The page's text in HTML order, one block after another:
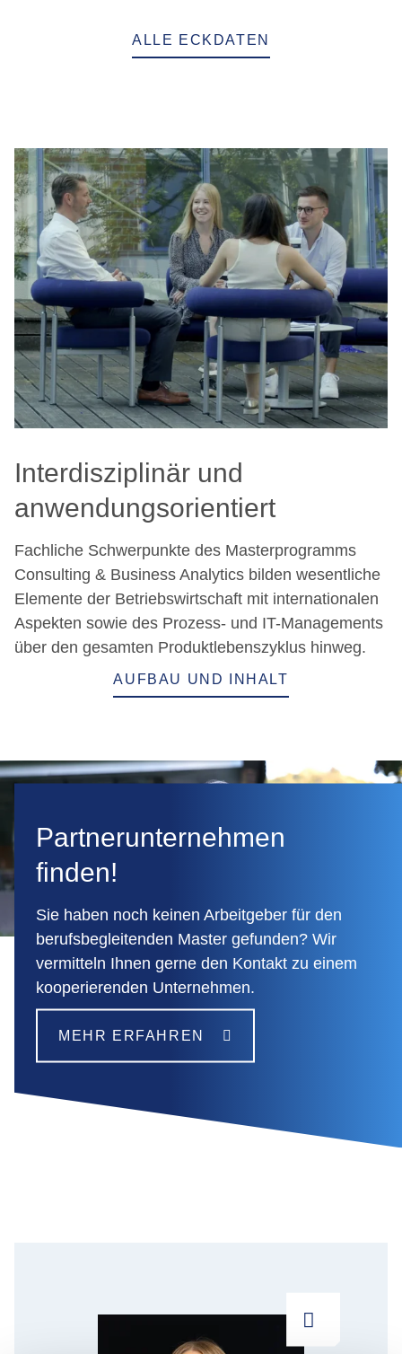
ALLE ECKDATEN
Interdisziplinär und
anwendungsorientiert
Fachliche Schwerpunkte des Masterprogramms
Consulting & Business Analytics bilden wesentliche
Elemente der Betriebswirtschaft mit internationalen
Aspekten sowie des Prozess- und IT-Managements
über den gesamten Produktlebenszyklus hinweg.
AUFBAU UND INHALT
Partnerunternehmen
finden!
Sie haben noch keinen Arbeitgeber für den
berufsbegleitenden Master gefunden? Wir
vermitteln Ihnen gerne den Kontakt zu einem
kooperierenden Unternehmen.
MEHR ERFAHREN